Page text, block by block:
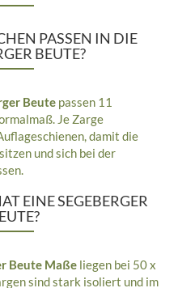
PASSEN IN DIE
BEUTE?
Beute passen 11
Je Zarge
damit die
und sich bei der
EINE SEGEBERGER B
Beute Maße liegen bei 50 x
sind stark isoliert und im